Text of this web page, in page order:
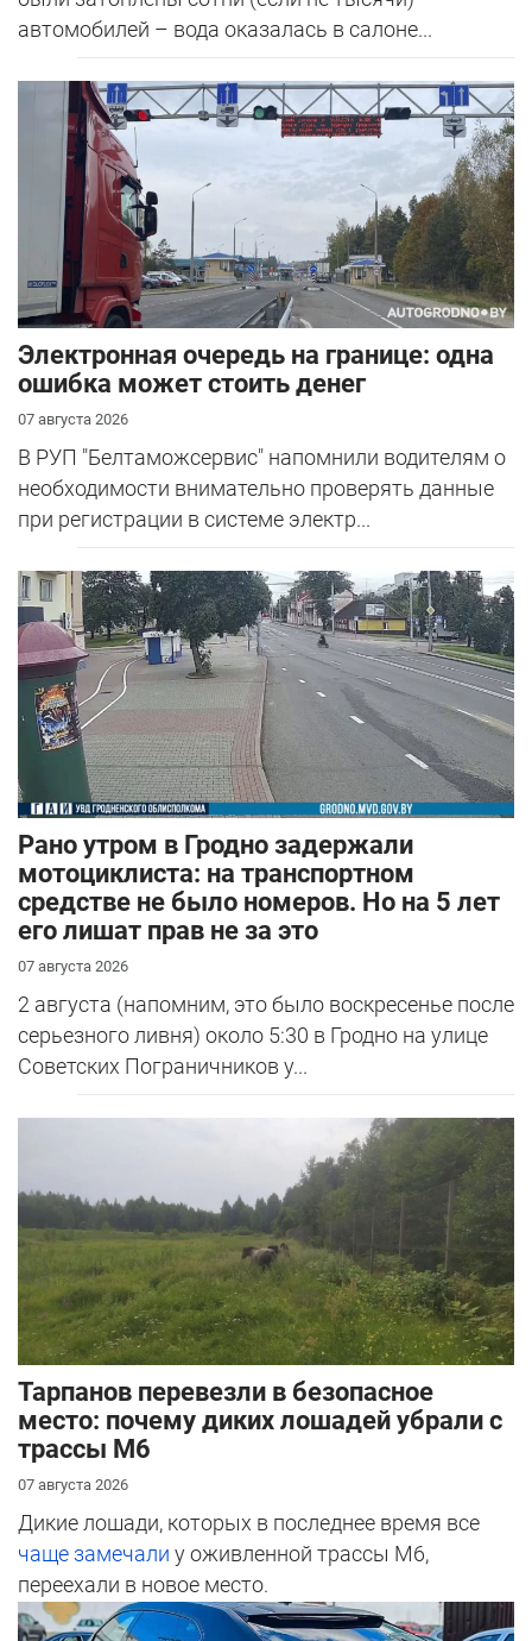
автомобилей – вода оказалась в салоне...
Электронная очередь на границе: одна
ошибка может стоить денег
07 августа 2026
В РУП "Белтаможсервис" напомнили водителям о
необходимости внимательно проверять данные
при регистрации в системе электр...
Рано утром в Гродно задержали
мотоциклиста: на транспортном
средстве не было номеров. Но на 5 лет
его лишат прав не за это
07 августа 2026
2 августа (напомним, это было воскресенье после
серьезного ливня) около 5:30 в Гродно на улице
Советских Пограничников у...
Тарпанов перевезли в безопасное
место: почему диких лошадей убрали с
трассы М6
07 августа 2026
Дикие лошади, которых в последнее время все
чаще замечали у оживленной трассы М6,
переехали в новое место.